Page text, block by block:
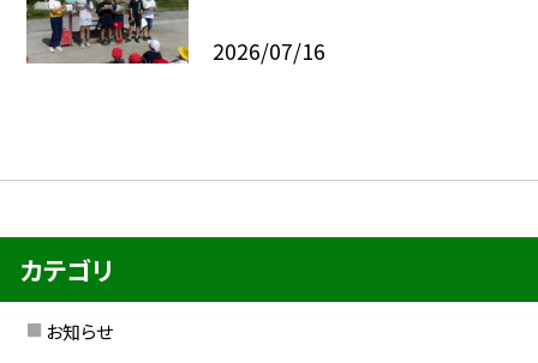
2026/07/16
カテゴリ
お知らせ